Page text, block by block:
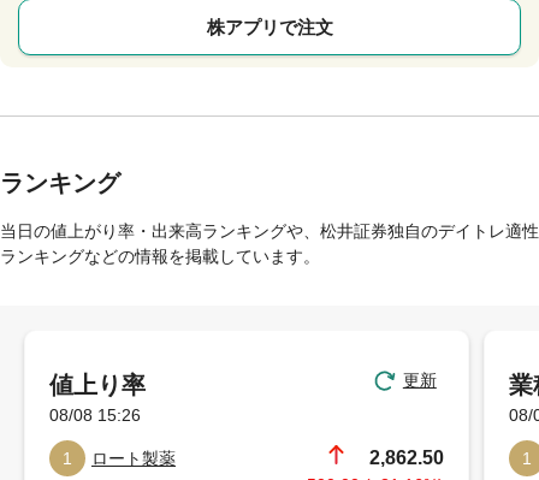
株アプリで注文
ランキング
当日の値上がり率・出来高ランキングや、松井証券独自のデイトレ適性
ランキングなどの情報を掲載しています。